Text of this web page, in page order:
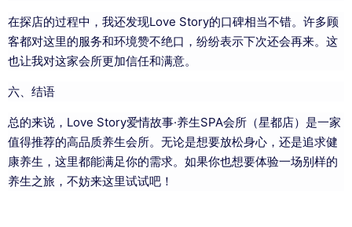
在探店的过程中，我还发现Love Story的口碑相当不错。许多顾
客都对这里的服务和环境赞不绝口，纷纷表示下次还会再来。这
也让我对这家会所更加信任和满意。
六、结语
总的来说，Love Story爱情故事·养生SPA会所（星都店）是一家
值得推荐的高品质养生会所。无论是想要放松身心，还是追求健
康养生，这里都能满足你的需求。如果你也想要体验一场别样的
养生之旅，不妨来这里试试吧！